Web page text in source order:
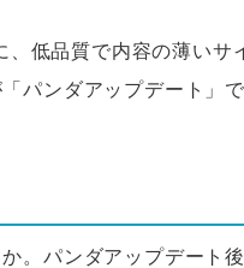
低品質で内容の薄いサ
パンダアップデート」で
。パンダアップデート